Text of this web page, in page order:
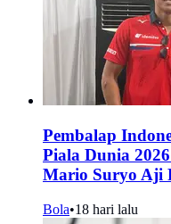
Pembalap
Piala Dunia
Mario Suryo Aji
Bola•18 hari lalu